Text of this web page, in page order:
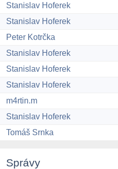
Stanislav Hoferek
Stanislav Hoferek
Peter Kotrčka
Stanislav Hoferek
Stanislav Hoferek
Stanislav Hoferek
m4rtin.m
Stanislav Hoferek
Tomáš Srnka
Správy